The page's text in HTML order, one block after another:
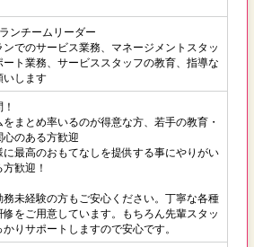
ンチームリーダー
ンでのサービス業務、マネージメントスタッ
ート業務、サービススタッフの教育、指導な
いします
をまとめ率いるのが得意な方、若手の教育・
心のある方歓迎
に最高のおもてなしを提供する事にやりがい
歓迎！
務未経験の方もご安心ください。丁寧な各種
修をご用意しています。もちろん先輩スタッ
りサポートしますので安心です。